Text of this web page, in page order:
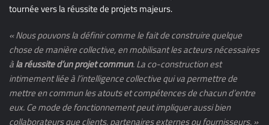
tournée vers la réussite de projets majeurs.
« Nous pouvons la définir comme le fait de construire quelque
chose de manière collective, en mobilisant les acteurs nécessaires
àla réussite d’un projet commun. La co-construction est
intimement liée à l’intelligence collective qui va permettre de
mettre en commun les atouts et compétences de chacun d’entre
eux. Ce mode de fonctionnement peut impliquer aussi bien
collaborateurs que clients, partenaires externes ou fournisseurs. »